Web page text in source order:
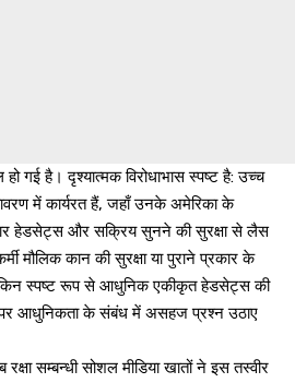
गई है। दृश्यात्मक विरोधाभास स्पष्ट है: उच्च
में कार्यरत हैं, जहाँ उनके अमेरिका के
हेडसेट्स और सक्रिय सुनने की सुरक्षा से लैस
मौलिक कान की सुरक्षा या पुराने प्रकार के
स्पष्ट रूप से आधुनिक एकीकृत हेडसेट्स की
आधुनिकता के संबंध में असहज प्रश्न उठाए
सम्बन्धी सोशल मीडिया खातों ने इस तस्वीर